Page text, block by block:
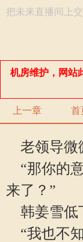
把未来直播间上交
机房维护，网站
上一章 首
老领导微
“那你的
来了？”
韩姜雪低
“我也不